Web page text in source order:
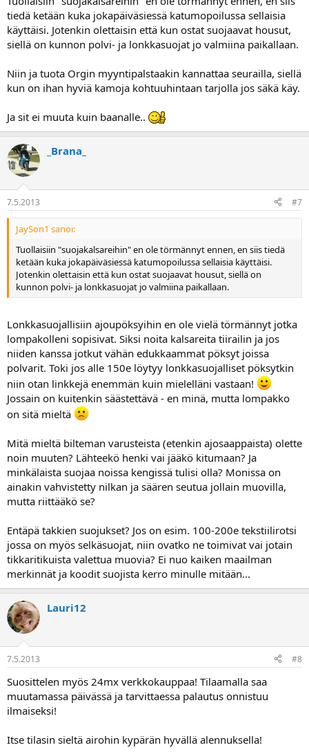
tiedä ketään kuka jokapäiväsiessä katumopoilussa sellaisia
käyttäisi. Jotenkin olettaisin että kun ostat suojaavat housut,
siellä on kunnon polvi- ja lonkkasuojat jo valmiina paikallaan.
Niin ja tuota Orgin myyntipalstaakin kannattaa seurailla, siellä
kun on ihan hyviä kamoja kohtuuhintaan tarjolla jos säkä käy.
Ja sit ei muuta kuin baanalle..
_Brana_
7.5.2013 #7
JaySon1 sanoi:
Tuollaisiin "suojakalsareihin" en ole törmännyt ennen, en siis tiedä
ketään kuka jokapäiväsiessä katumopoilussa sellaisia käyttäisi.
Jotenkin olettaisin että kun ostat suojaavat housut, siellä on
kunnon polvi- ja lonkkasuojat jo valmiina paikallaan.
Lonkkasuojallisiin ajoupöksyihin en ole vielä törmännyt jotka
lompakolleni sopisivat. Siksi noita kalsareita tiirailin ja jos
niiden kanssa jotkut vähän edukkaammat pöksyt joissa
polvarit. Toki jos alle 150e löytyy lonkkasuojalliset pöksytkin
niin otan linkkejä enemmän kuin mielelläni vastaan!
Jossain on kuitenkin säästettävä - en minä, mutta lompakko
on sitä mieltä
Mitä mieltä bilteman varusteista (etenkin ajosaappaista) olette
noin muuten? Lähteekö henki vai jääkö kitumaan? Ja
minkälaista suojaa noissa kengissä tulisi olla? Monissa on
ainakin vahvistetty nilkan ja säären seutua jollain muovilla,
mutta riittääkö se?
Entäpä takkien suojukset? Jos on esim. 100-200e tekstiilirotsi
jossa on myös selkäsuojat, niin ovatko ne toimivat vai jotain
tikkaritikuista valettua muovia? Ei nuo kaiken maailman
merkinnät ja koodit suojista kerro minulle mitään...
Lauri12
7.5.2013 #8
Suosittelen myös 24mx verkkokauppaa! Tilaamalla saa
muutamassa päivässä ja tarvittaessa palautus onnistuu
ilmaiseksi!
Itse tilasin sieltä airohin kypärän hyvällä alennuksella!